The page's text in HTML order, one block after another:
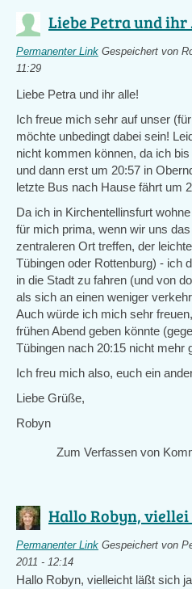
Liebe Petra und ihr
Permanenter Link Gespeichert von
11:29
Liebe Petra und ihr alle!
Ich freue mich sehr auf unser
möchte unbedingt dabei sein!
nicht kommen können, da ich
und dann erst um 20:57 in
letzte Bus nach Hause fährt um
Da ich in Kirchentellinsfurt
für mich prima, wenn wir uns
zentraleren Ort treffen, der
Tübingen oder Rottenburg) - ich
in die Stadt zu fahren (und von
als sich an einen weniger
Auch würde ich mich sehr
frühen Abend geben könnte
Tübingen nach 20:15 nicht mehr
Ich freu mich also, euch ein
Liebe Grüße,
Robyn
Zum Verfassen von
Hallo Robyn, viellei
Permanenter Link Gespeichert von
2011 - 12:14
Hallo Robyn, vielleicht läßt sich